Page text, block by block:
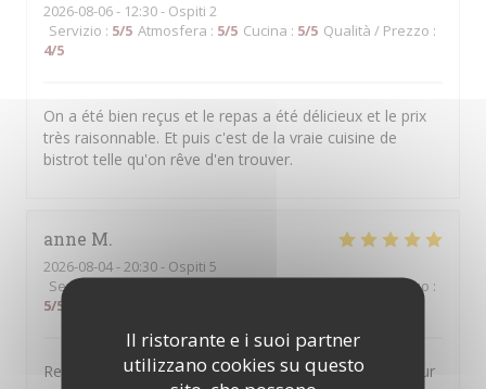
Il ristorante e i suoi partner
utilizzano cookies su questo
2026-08-06- 12:30 - Ospiti 2
Servizio : 5/5 Atmosfera : 5/5 Cucina : 5/5 Qualità / Prezzo :
4/5
On a été bien reçus et le repas a été délicieux et le prix
très raisonnable. Et puis c'est de la vraie cuisine de
bistrot telle qu'on rêve d'en trouver.
anne M
2026-08-04- 20:30 - Ospiti 5
Servizio
Qualità / Prezzo :
5/5
Restaurant très généreux avec des plats de qualité pour